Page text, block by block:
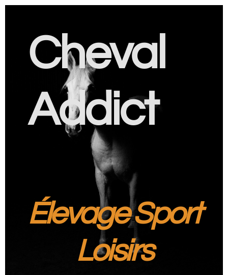
Cheval
Addict
Élevage Sport
Loisirs